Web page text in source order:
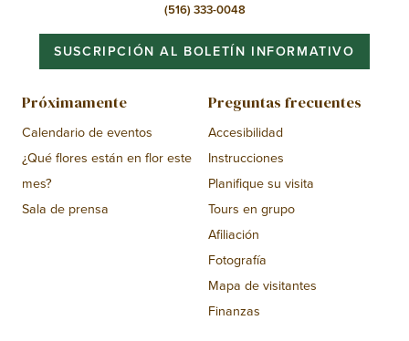
(516) 333-0048
SUSCRIPCIÓN AL BOLETÍN INFORMATIVO
Próximamente
Calendario de eventos
¿Qué flores están en flor este
mes?
Sala de prensa
Preguntas frecuentes
Accesibilidad
Instrucciones
Planifique su visita
Tours en grupo
Afiliación
Fotografía
Mapa de visitantes
Finanzas